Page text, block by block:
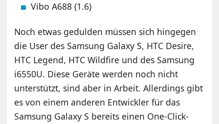
Vibo A688 (1.6)
Noch etwas gedulden müssen sich hingegen
die User des Samsung Galaxy S, HTC Desire,
HTC Legend, HTC Wildfire und des Samsung
i6550U. Diese Geräte werden noch nicht
unterstützt, sind aber in Arbeit. Allerdings gibt
es von einem anderen Entwickler für das
Samsung Galaxy S bereits einen One-Click-